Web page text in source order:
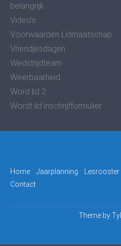
belangrijk
Video’s
Voorwaarden Lidmaatschap
Vriendjesdagen
Wedstrijdteam
Weerbaarheid
Word lid 2
Wordt lid inschrijfformulier
Home Jaarplanning Lesrooster
Contact
Theme by